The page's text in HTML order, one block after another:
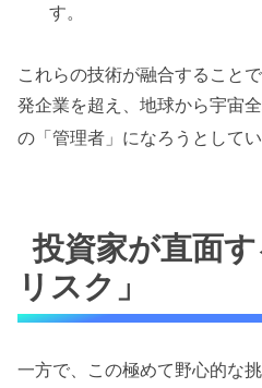
す。
これらの技術が融合すること
発企業を超え、地球から宇宙
の「管理者」になろうとして
投資家が直面
リスク」
一方で、この極めて野心的な